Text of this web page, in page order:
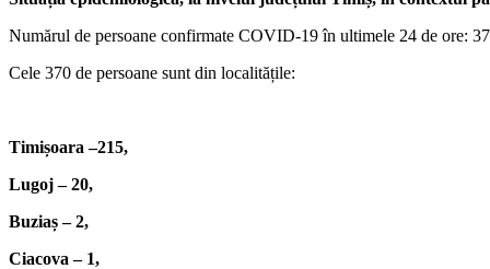
Numărul de persoane confirmate COVID-19 în ultimele 24 de ore:
Cele 370 de persoane sunt din localitățile:
Timișoara –215,
Lugoj – 20,
Buziaș – 2,
Ciacova – 1,